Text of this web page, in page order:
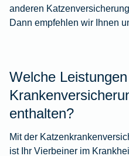
anderen
Dann empfehlen wir Ihnen
Welche
enthalten?
Mit der
ist Ihr Vierbeiner im